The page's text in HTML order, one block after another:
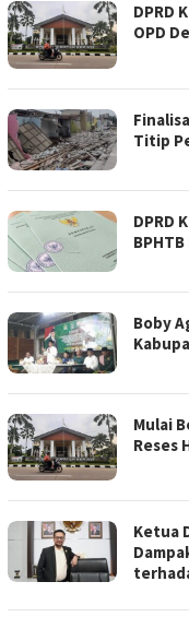
DPRD
OPD
Titip
DPRD
Boby
Mulai
Reses
Ketua